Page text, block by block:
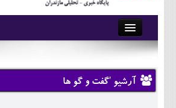
آرشیو
تماس با ما
وبلاگ
آرشیو 'گفت و گو ها